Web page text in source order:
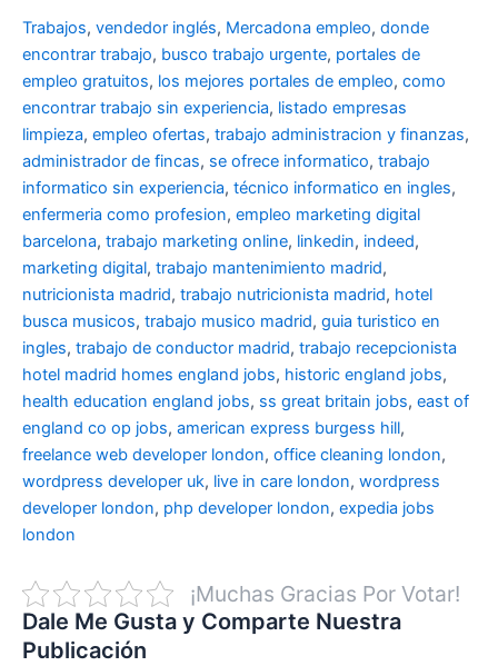
Trabajos, vendedor inglés, Mercadona empleo, donde
encontrar trabajo, busco trabajo urgente, portales de
empleo gratuitos, los mejores portales de empleo, como
encontrar trabajo sin experiencia, listado empresas
limpieza, empleo ofertas, trabajo administracion y finanzas,
administrador de fincas, se ofrece informatico, trabajo
informatico sin experiencia, técnico informatico en ingles,
enfermeria como profesion, empleo marketing digital
barcelona, trabajo marketing online, linkedin, indeed,
marketing digital, trabajo mantenimiento madrid,
nutricionista madrid, trabajo nutricionista madrid, hotel
busca musicos, trabajo musico madrid, guia turistico en
ingles, trabajo de conductor madrid, trabajo recepcionista
hotel madrid homes england jobs, historic england jobs,
health education england jobs, ss great britain jobs, east of
england co op jobs, american express burgess hill,
freelance web developer london, office cleaning london,
wordpress developer uk, live in care london, wordpress
developer london, php developer london, expedia jobs
london
¡Muchas Gracias Por Votar!
Dale Me Gusta y Comparte Nuestra
Publicación